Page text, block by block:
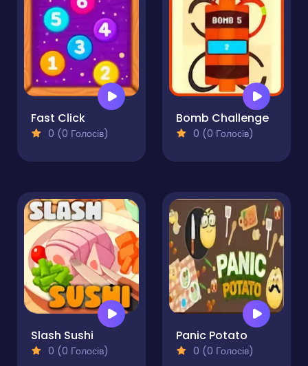
Fast Click
0 (0 Голосів)
Bomb Challenge
0 (0 Голосів)
Slash Sushi
0 (0 Голосів)
Panic Potato
0 (0 Голосів)